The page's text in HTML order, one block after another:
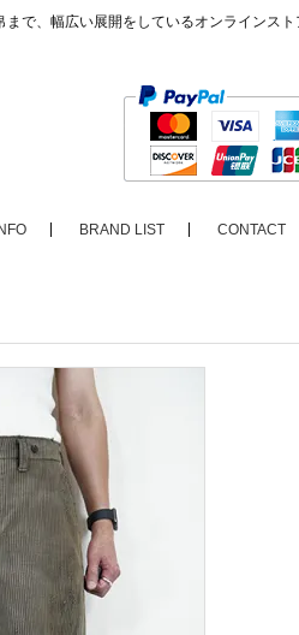
で、幅広い展開をしているオンラインスト
BRAND LIST CONTACT